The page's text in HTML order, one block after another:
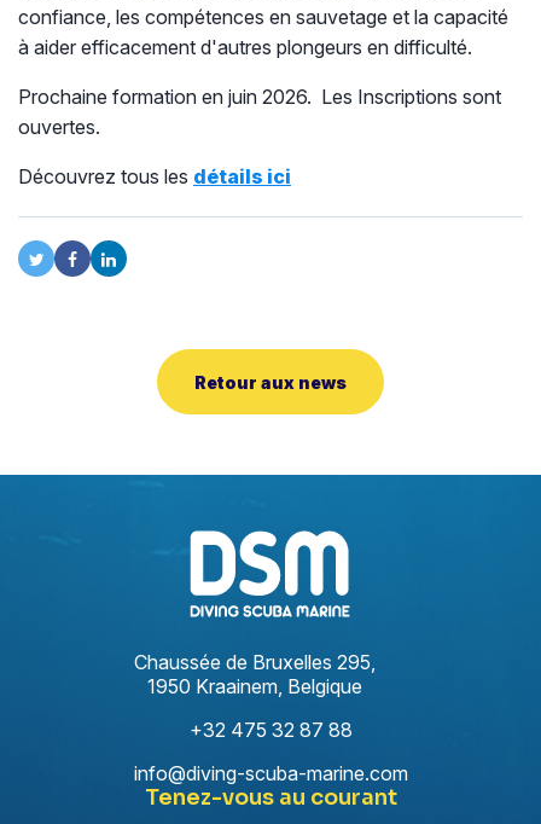
confiance, les compétences en sauvetage et la capacité
à aider efficacement d'autres plongeurs en difficulté.
Prochaine formation en juin 2026. Les Inscriptions sont
ouvertes.
Découvrez tous les détails ici
Retour aux news
Chaussée de Bruxelles 295,
1950 Kraainem, Belgique
+32 475 32 87 88
info@diving-scuba-marine.com
Tenez-vous au courant